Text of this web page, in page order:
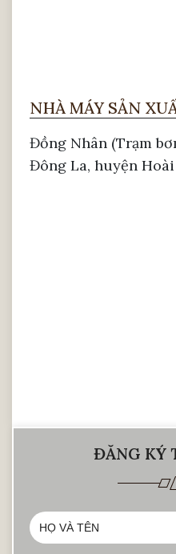
phòng ngủ master
Khác hẳn với đồ gỗ
NHÀ MÁY SẢN
Đồng Nhân (Trạm
Đông La, huyện
ĐĂNG KÝ